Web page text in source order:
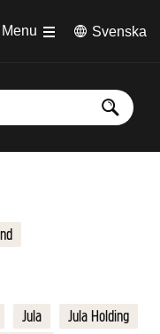
Menu
Svenska
Jula
Jula Holding